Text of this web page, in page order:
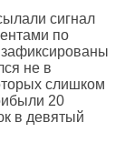
сигнал
по
не в
слишком
20
в девятый